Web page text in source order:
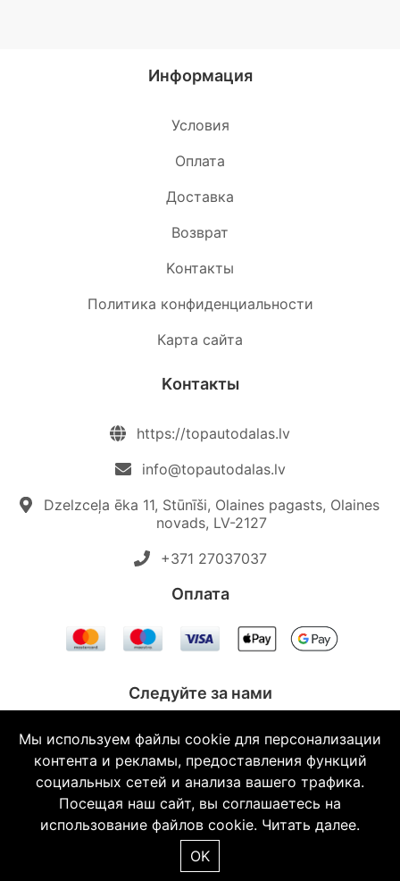
Информация
Условия
Oплата
Доставка
Возврат
Kонтакты
Политика конфиденциальности
Карта сайта
Kонтакты
https://topautodalas.lv
info@topautodalas.lv
Dzelzceļa ēka 11, Stūnīši, Olaines pagasts, Olaines
novads, LV-2127
+371 27037037‬
Oплата
Следуйте за нами
© 2026 Topautodalas.lv Все права защищены.
Мы используем файлы cookie для персонализации
контента и рекламы, предоставления функций
социальных сетей и анализа вашего трафика.
Посещая наш сайт, вы соглашаетесь на
использование файлов cookie. Читать далее.
OK